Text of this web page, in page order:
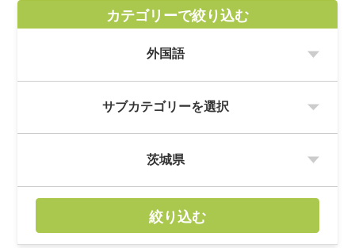
カテゴリーで絞り込む
絞り込む